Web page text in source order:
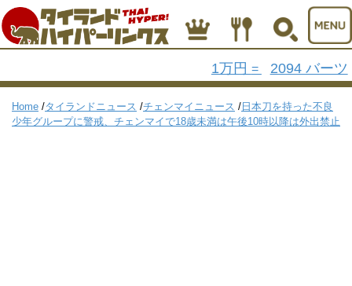
1万円 = 2094 バーツ
Home /タイランドニュース /チェンマイニュース / 日本刀を持った不良
少年グループに警戒、チェンマイで18歳未満は午後10時以降は外出禁止